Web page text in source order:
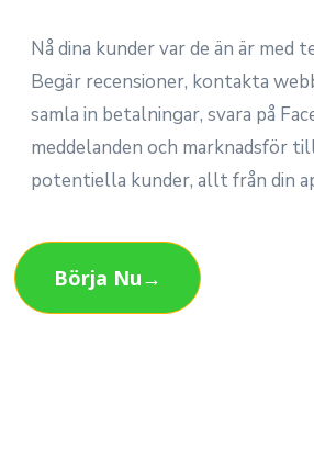
Nå dina kunder var de än är med
Begär recensioner, kontakta
samla in betalningar, svara på
meddelanden och marknadsför
potentiella kunder, allt från din
Börja Nu→